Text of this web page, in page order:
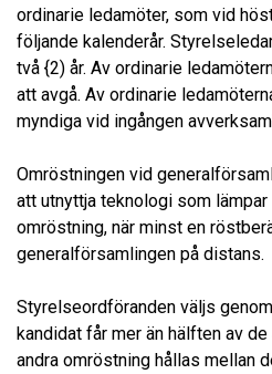
ordinarie ledamöter, som vid
följande kalenderår.
två {2) år. Av ordinarie
att avgå. Av ordinarie
myndiga vid ingången
Omröstningen vid
att utnyttja teknologi som
omröstning, när minst en
generalförsamlingen på distans.
Styrelseordföranden väljs
kandidat får mer än hälften av
andra omröstning hållas mellan